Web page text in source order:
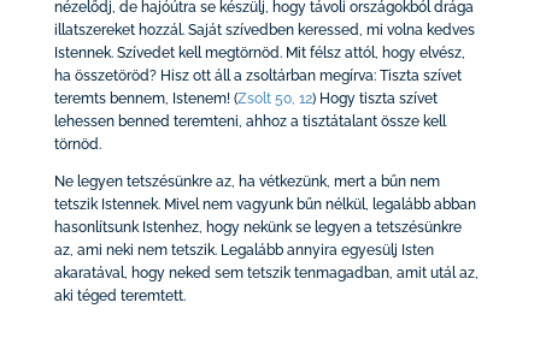
nézelődj, de hajóútra se készülj, hogy távoli országokból drága
illatszereket hozzál. Saját szívedben keressed, mi volna kedves
Istennek. Szívedet kell megtörnöd. Mit félsz attól, hogy elvész,
ha összetöröd? Hisz ott áll a zsoltárban megírva: Tiszta szívet
teremts bennem, Istenem! (Zsolt 50, 12)Hogy tiszta szívet
lehessen benned teremteni, ahhoz a tisztátalant össze kell
törnöd.
Ne legyen tetszésünkre az, ha vétkezünk, mert a bűn nem
tetszik Istennek. Mivel nem vagyunk bűn nélkül, legalább abban
hasonlítsunk Istenhez, hogy nekünk se legyen a tetszésünkre
az, ami neki nem tetszik. Legalább annyira egyesülj Isten
akaratával, hogy neked sem tetszik tenmagadban, amit utál az,
aki téged teremtett.